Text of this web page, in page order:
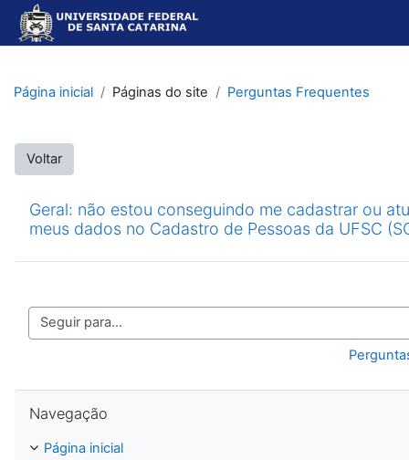
Ir para o conteúdo principal
Página inicial Páginas do site Perguntas Frequentes
Voltar
Geral: não estou conseguindo me cadastrar ou
meus dados no Cadastro de Pessoas da UFSC
Seguir para...
Navegação
Página inicial